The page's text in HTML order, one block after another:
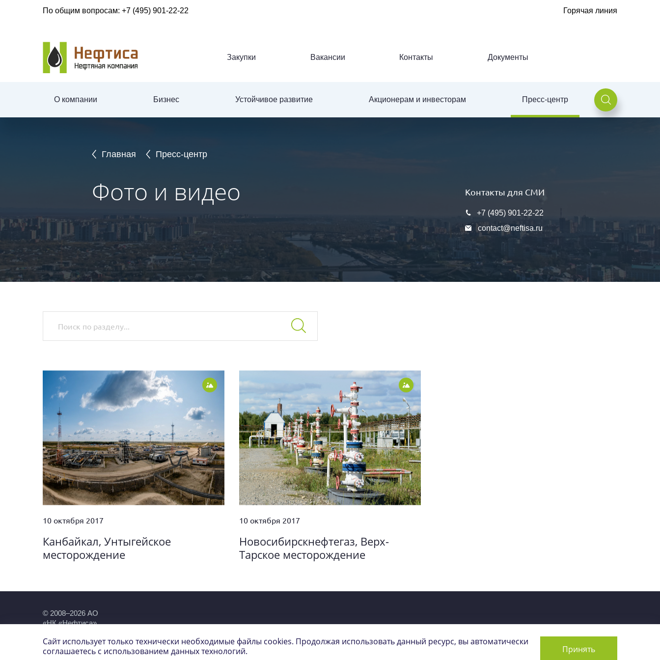
По общим вопросам: +7 (495) 901-22-22 Горячая линия
Закупки Вакансии Контакты Документы
О компании Бизнес Устойчивое развитие Акционерам и инвесторам Пресс-центр
Сайт использует только технически необходимые файлы cookies. Продолжая использовать данный ресурс, вы автоматически
соглашаетесь с использованием данных технологий.
Принять
Главная Пресс-центр
Фото и видео Контакты для СМИ
+7 (495) 901-22-22
contact@neftisa.ru
Фото и видео Контакты для СМИ
+7 (495) 901-22-22
contact@neftisa.ru
Фото и видео Контакты для СМИ
+7 (495) 901-22-22
contact@neftisa.ru
10 октября 2017
Канбайкал, Унтыгейское
месторождение
10 октября 2017
Новосибирскнефтегаз, Верх-
Тарское месторождение
© 2008–2026 АО
«НК «Нефтиса»
Карта сайта Сделано вAir Production